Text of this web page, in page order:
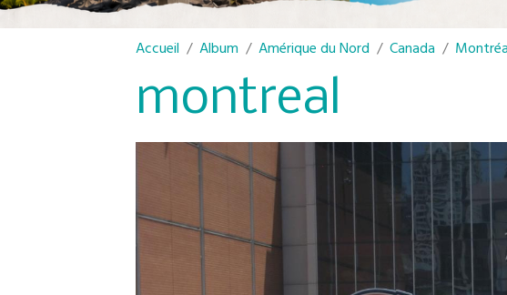
Accueil Album Amérique du Nord Canada
montreal